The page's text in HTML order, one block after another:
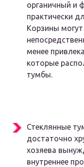
органичный и
практически
Корзины
менее
которые
тумбы.
Стеклянные
достаточно
хозяева
внутреннее